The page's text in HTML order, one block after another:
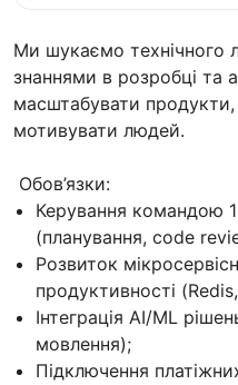
Ми шукаємо технічного
знаннями в розробці та
масштабувати
мотивувати людей.
Обов’язки:
Керування командою
(планування, code
Розвиток
продуктивності
Інтеграція AI/ML
мовлення);
Підключення